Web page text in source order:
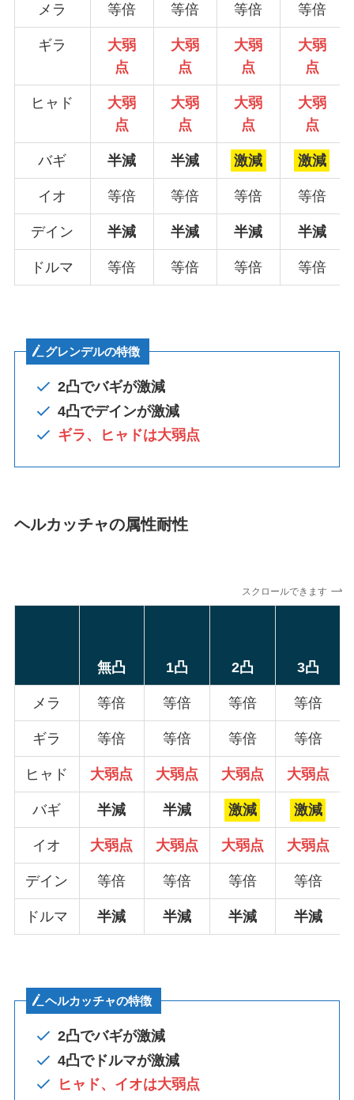
メラ 等倍 等倍 等倍 等倍
ギラ
大弱
点
大弱
点
大弱
点
大弱
点
ヒャド
大弱
点
大弱
点
大弱
点
大弱
点
バギ 半減 半減 激減 激減
イオ 等倍 等倍 等倍 等倍
デイン 半減 半減 半減 半減
ドルマ 等倍 等倍 等倍 等倍
グレンデルの特徴
2凸でバギが激減
4凸でデインが激減
ギラ、ヒャドは大弱点
ヘルカッチャの属性耐性
スクロールできます
無凸 1凸 2凸 3凸
メラ 等倍 等倍 等倍 等倍
ギラ 等倍 等倍 等倍 等倍
ヒャド 大弱点 大弱点 大弱点 大弱点
バギ 半減 半減 激減 激減
イオ 大弱点 大弱点 大弱点 大弱点
デイン 等倍 等倍 等倍 等倍
ドルマ 半減 半減 半減 半減
ヘルカッチャの特徴
2凸でバギが激減
4凸でドルマが激減
ヒャド、イオは大弱点